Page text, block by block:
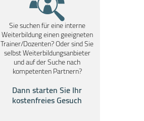
Sie suchen für eine interne
Weiterbildung einen geeigneten
Trainer/Dozenten? Oder sind Sie
selbst Weiterbildungsanbieter
und auf der Suche nach
kompetenten Partnern?
Dann starten Sie Ihr
kostenfreies Gesuch